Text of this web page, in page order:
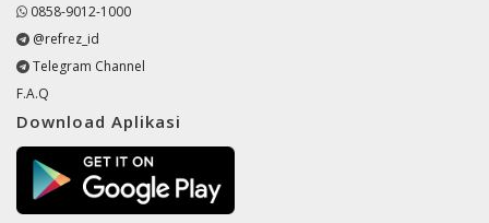
0858-9012-1000
@refrez_id
Telegram Channel
F.A.Q
Download Aplikasi